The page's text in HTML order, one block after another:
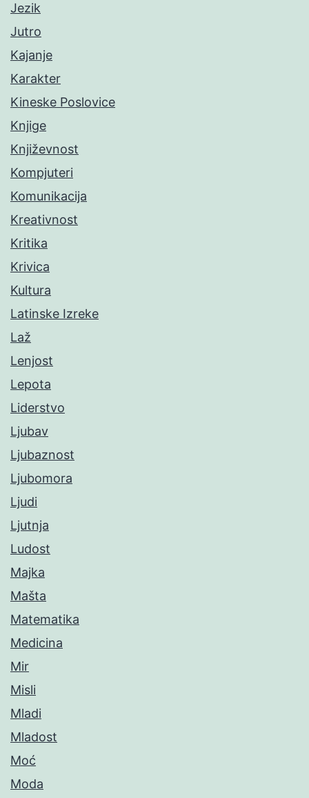
Jezik
Jutro
Kajanje
Karakter
Kineske Poslovice
Knjige
Književnost
Kompjuteri
Komunikacija
Kreativnost
Kritika
Krivica
Kultura
Latinske Izreke
Laž
Lenjost
Lepota
Liderstvo
Ljubav
Ljubaznost
Ljubomora
Ljudi
Ljutnja
Ludost
Majka
Mašta
Matematika
Medicina
Mir
Misli
Mladi
Mladost
Moć
Moda